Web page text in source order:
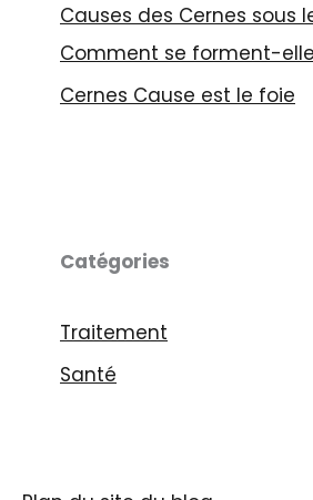
Causes des Cernes sous
Comment se forment-
Cernes Cause est le foie
Catégories
Traitement
Santé